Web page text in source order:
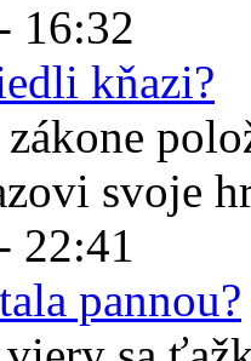
16:32
kňazi?
svoje
22:41
pannou?